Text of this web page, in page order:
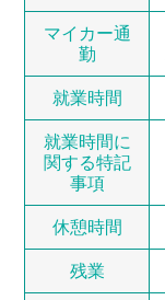
マイカー通
勤
就業時間
就業時間に
関する特記
事項
休憩時間
残業